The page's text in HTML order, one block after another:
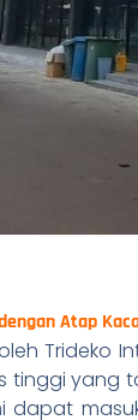
Atap
Trideko
tinggi yang